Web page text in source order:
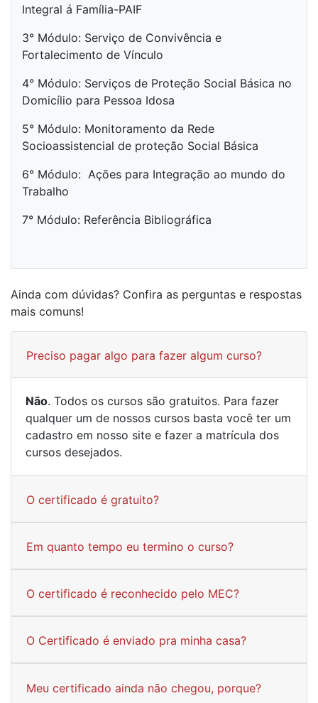
Integral á Família-PAIF
3° Módulo: Serviço de Convivência e
Fortalecimento de Vínculo
4° Módulo: Serviços de Proteção Social Básica no
Domicílio para Pessoa Idosa
5° Módulo: Monitoramento da Rede
Socioassistencial de proteção Social Básica
6° Módulo: Ações para Integração ao mundo do
Trabalho
7° Módulo: Referência Bibliográfica
Ainda com dúvidas? Confira as perguntas e respostas
mais comuns!
Preciso pagar algo para fazer algum curso?
Não. Todos os cursos são gratuitos. Para fazer
qualquer um de nossos cursos basta você ter um
cadastro em nosso site e fazer a matrícula dos
cursos desejados.
O certificado é gratuito?
Em quanto tempo eu termino o curso?
O certificado é reconhecido pelo MEC?
O Certificado é enviado pra minha casa?
Meu certificado ainda não chegou, porque?